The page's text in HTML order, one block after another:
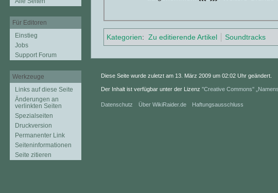
Kategorien: Zu editierende Artikel Soundtracks
Für Editoren
Einstieg
Jobs
Support Forum
Werkzeuge
Links auf diese Seite
Änderungen an
verlinkten Seiten
Spezialseiten
Druckversion
Permanenter Link
Seiten­informationen
Seite zitieren
Diese Seite wurde zuletzt am 13. März 2009 um 02:02 Uhr geändert.
Der Inhalt ist verfügbar unter der Lizenz ''Creative Commons''
Datenschutz Über WikiRaider.de Haftungsausschluss